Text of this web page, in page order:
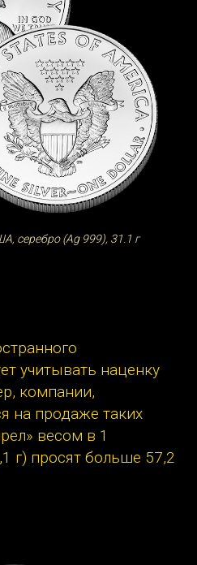
серебро (Ag 999), 31.1 г
учитывать наценку
компании,
на продаже таких
весом в 1
г) просят больше 57,2